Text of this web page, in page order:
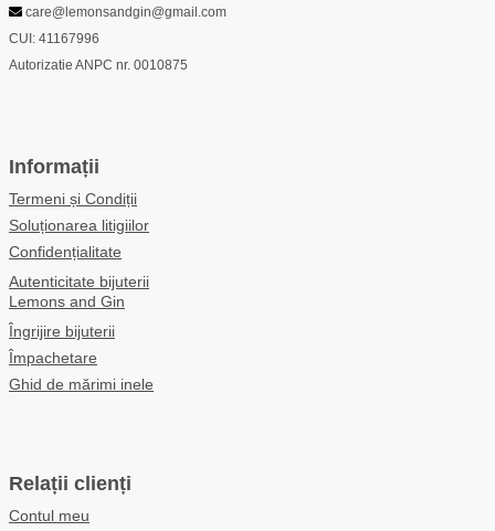
care@lemonsandgin@gmail.com
CUI: 41167996
Autorizatie ANPC nr. 0010875
Informații
Termeni și Condiții
Soluționarea litigiilor
Confidențialitate
Autenticitate bijuterii
Lemons and Gin
Îngrijire bijuterii
Împachetare
Ghid de mărimi inele
Relații clienți
Contul meu